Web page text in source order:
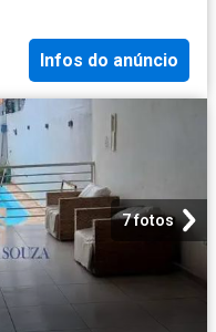
Infos do anúncio
7 fotos